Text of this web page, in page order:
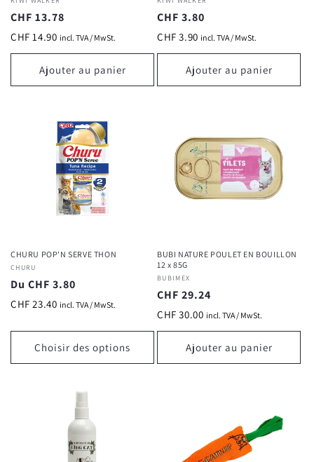
Prix
habituel
CHF 13.78
CHF 14.90 incl. TVA / MwSt.
Ajouter au panier
Prix
habituel
CHF 3.80
CHF 3.90 incl. TVA / MwSt.
Ajouter au panier
CHURU POP'N SERVE THON
Fournisseur :
CHURU
Prix
habituel
Du CHF 3.80
CHF 23.40 incl. TVA / MwSt.
Choisir des options
BUBI NATURE POULET EN BOUILLON
12 x 85G
Fournisseur :
BUBIMEX
Prix
habituel
CHF 29.24
CHF 30.00 incl. TVA / MwSt.
Ajouter au panier